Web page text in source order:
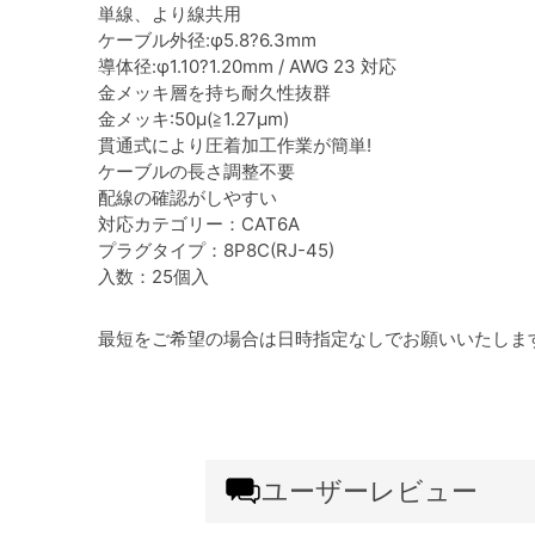
単線、より線共用
ケーブル外径:φ5.8?6.3mm
導体径:φ1.10?1.20mm / AWG 23 対応
金メッキ層を持ち耐久性抜群
金メッキ:50μ(≧1.27μm)
貫通式により圧着加工作業が簡単!
ケーブルの長さ調整不要
配線の確認がしやすい
対応カテゴリー：CAT6A
プラグタイプ：8P8C(RJ-45)
入数：25個入
最短をご希望の場合は日時指定なしでお願いいたしま
ユーザーレビュー